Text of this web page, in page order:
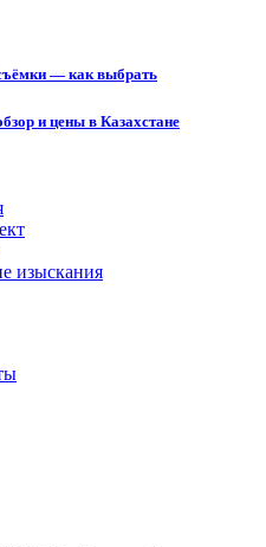
— как выбрать
и цены в Казахстане
изыскания